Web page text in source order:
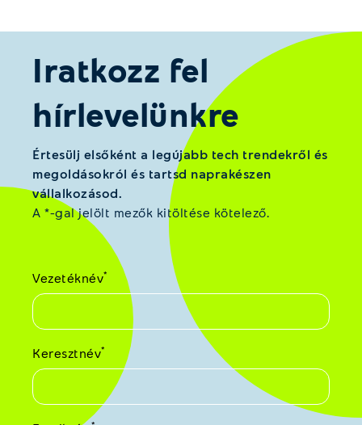
Iratkozz fel
hírlevelünkre
Értesülj elsőként a legújabb tech trendekről és
megoldásokról és tartsd naprakészen
vállalkozásod.
A *-gal jelölt mezők kitöltése kötelező.
Vezetéknév*
Keresztnév*